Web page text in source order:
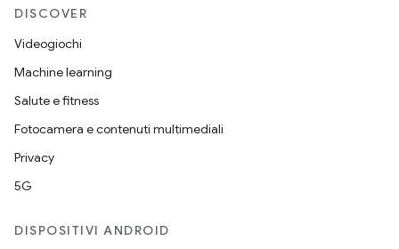
DISCOVER
Videogiochi
Machine learning
Salute e fitness
Fotocamera e contenuti multimediali
Privacy
5G
DISPOSITIVI ANDROID